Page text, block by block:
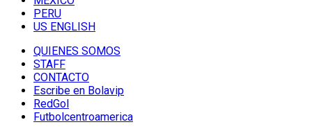
PERU
US ENGLISH
QUIENES SOMOS
STAFF
CONTACTO
Escribe en Bolavip
RedGol
Futbolcentroamerica